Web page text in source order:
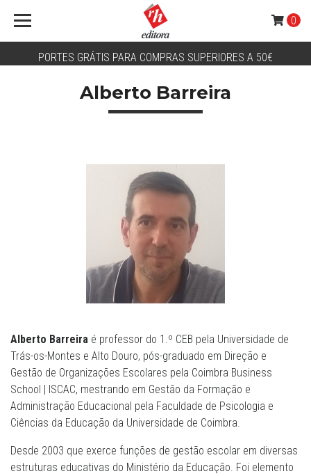
PORTES GRÁTIS PARA COMPRAS SUPERIORES A 50€
0
Alberto Barreira
Alberto Barreira é professor do 1.º CEB pela Universidade de
Trás-os-Montes e Alto Douro, pós-graduado em Direção e
Gestão de Organizações Escolares pela Coimbra Business
School | ISCAC, mestrando em Gestão da Formação e
Administração Educacional pela Faculdade de Psicologia e
Ciências da Educação da Universidade de Coimbra.
Desde 2003 que exerce funções de gestão escolar em diversas
estruturas educativas do Ministério da Educação. Foi elemento